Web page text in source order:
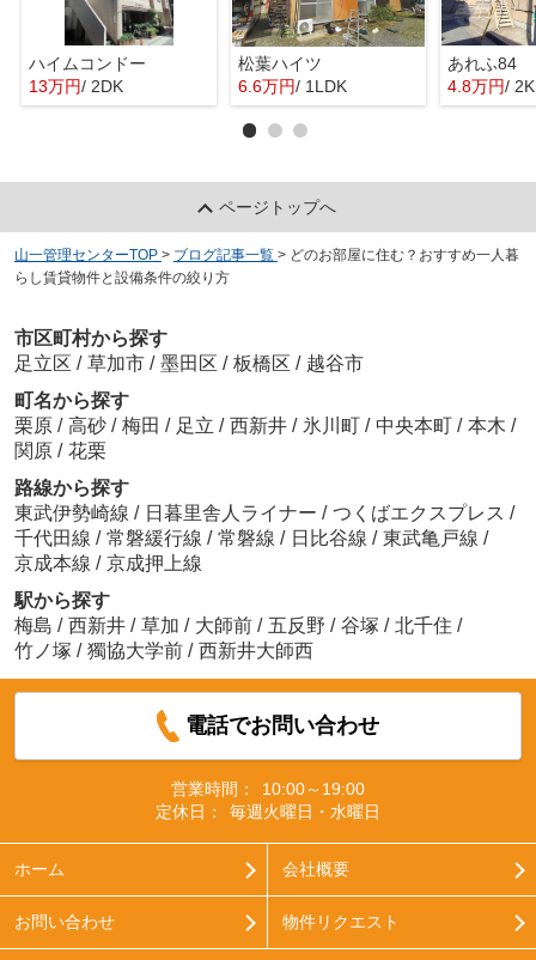
ハイムコンドー
13万円/ 2DK
松葉ハイツ
6.6万円/ 1LDK
あれふ84
4.8万円/ 2K
ページトップへ
山一管理センターTOP > ブログ記事一覧 > どのお部屋に住む？おすすめ一人暮
らし賃貸物件と設備条件の絞り方
市区町村から探す
足立区 / 草加市 / 墨田区 / 板橋区 / 越谷市
町名から探す
栗原 / 高砂 / 梅田 / 足立 / 西新井 / 氷川町 / 中央本町 / 本木 /
関原 / 花栗
路線から探す
東武伊勢崎線 / 日暮里舎人ライナー / つくばエクスプレス /
千代田線 / 常磐緩行線 / 常磐線 / 日比谷線 / 東武亀戸線 /
京成本線 / 京成押上線
駅から探す
梅島 / 西新井 / 草加 / 大師前 / 五反野 / 谷塚 / 北千住 /
竹ノ塚 / 獨協大学前 / 西新井大師西
電話でお問い合わせ
営業時間：
10:00～19:00
定休日：
毎週火曜日・水曜日
ホーム 会社概要
お問い合わせ 物件リクエスト